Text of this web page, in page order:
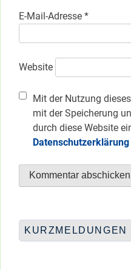
E-Mail-Adresse *
Website
Mit der Nutzung
mit der Speicherung
durch diese Website
Datenschutzerklärung
KURZMELDUNGEN